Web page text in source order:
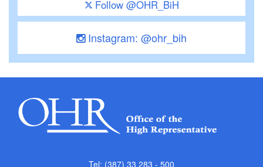
Follow @OHR_BiH
Instagram: @ohr_bih
Tel: (387) 33 283 - 500